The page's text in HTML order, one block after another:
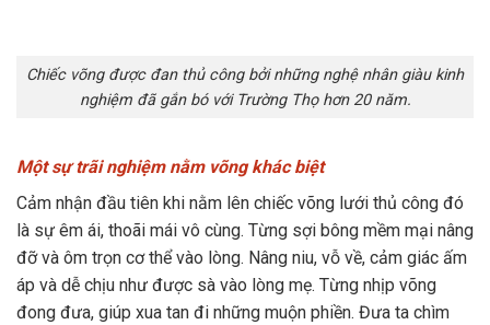
Chiếc võng được đan thủ công bởi những nghệ nhân giàu kinh
nghiệm đã gắn bó với Trường Thọ hơn 20 năm.
Một sự trãi nghiệm nằm võng khác biệt
Cảm nhận đầu tiên khi nằm lên chiếc võng lưới thủ công đó
là sự êm ái, thoãi mái vô cùng. Từng sợi bông mềm mại nâng
đỡ và ôm trọn cơ thể vào lòng. Nâng niu, vỗ về, cảm giác ấm
áp và dễ chịu như được sà vào lòng mẹ. Từng nhịp võng
đong đưa, giúp xua tan đi những muộn phiền. Đưa ta chìm